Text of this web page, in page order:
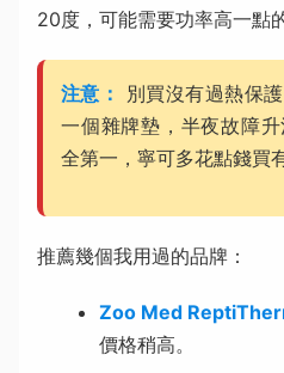
20度，可能需要功率高一點
注意：
別買沒有過熱保
一個雜牌墊，半夜故障
全第一，寧可多花點錢買
推薦幾個我用過的品牌：
Zoo Med
價格稍高。